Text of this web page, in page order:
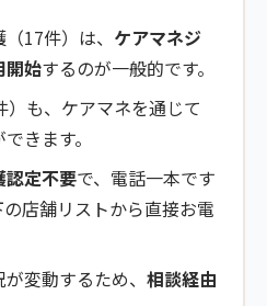
17件）は、 ケアマネジ
開始するのが一般的です。
）も、ケアマネを通じて
きます。
認定不要で、電話一本です
店舗リストから直接お電
変動するため、 相談経由